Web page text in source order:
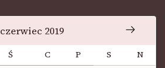
czerwiec 2019
Ś C P S N